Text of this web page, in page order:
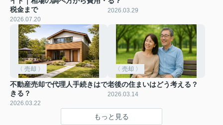
税金まで
2026.07.20
2026.03.29
〈 売却 〉
不動産売却で代理人手続きはで
きる？
2026.03.22
〈 売却 〉
老後の住まいはどう考える？
2026.03.14
もっと見る